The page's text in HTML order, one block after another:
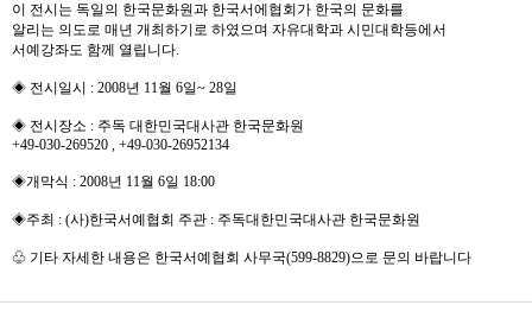
이 전시는 독일의 한국문화원과 한국서에협회가 한국의 문화를
알리는 의도로 매년 개최하기로 하였으며 자유대학과 시민대학등에서
서예강좌도 함께 열립니다.
◈ 전시일시 : 2008년 11월 6일~ 28일
◈ 전시장소 : 주독 대한민국대사관 한국문화원
+49-030-269520 , +49-030-26952134
◈개막식 : 2008년 11월 6일 18:00
◈주최 : (사)한국서예협회 주관 : 주독대한민국대사관 한국문화원
♧ 기타 자세한 내용은 한국서예협회 사무국(599-8829)으로 문의 바랍니다